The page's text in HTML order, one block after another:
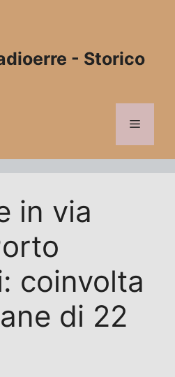
- Storico
Menu
in via
coinvolta
di 22